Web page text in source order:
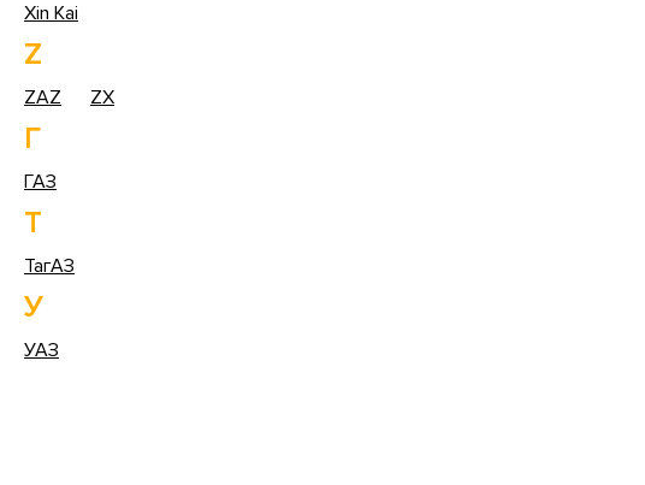
Xin Kai
Z
ZAZ ZX
Г
ГАЗ
Т
ТагАЗ
У
УАЗ